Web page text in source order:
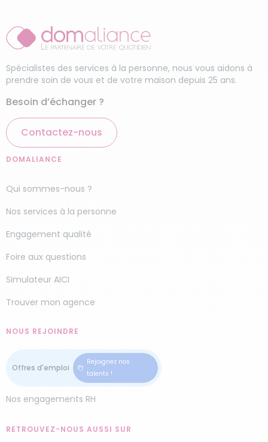
Spécialistes des services à la personne, nous vous aidons à
prendre soin de vous et de votre maison depuis 25 ans.
Besoin d’échanger ?
Contactez-nous
DOMALIANCE
Qui sommes-nous ?
Nos services à la personne
Engagement qualité
Foire aux questions
Simulateur AICI
Trouver mon agence
NOUS REJOINDRE
Rejoignez nos
talents !
Nos engagements RH
RETROUVEZ-NOUS AUSSI SUR